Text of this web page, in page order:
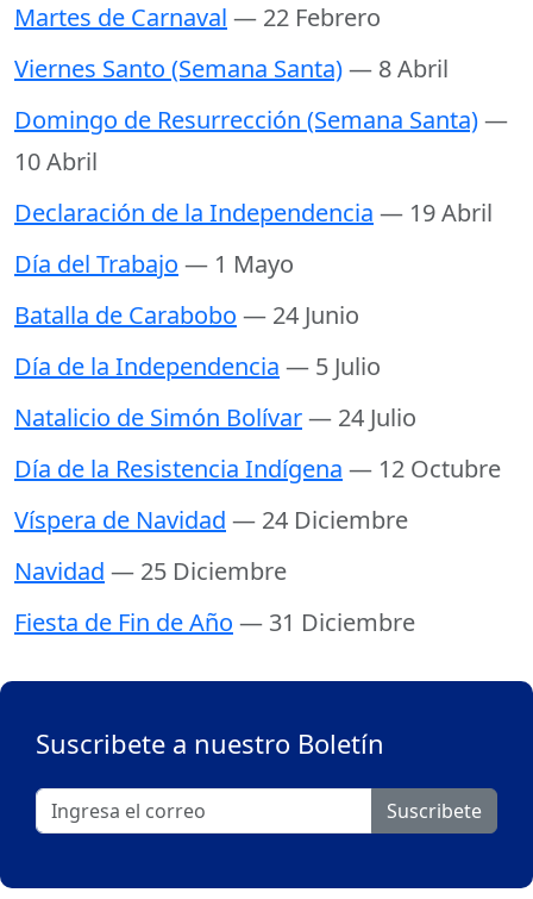
Martes de Carnaval — 22 Febrero
Viernes Santo (Semana Santa)— 8 Abril
Domingo de Resurrección (Semana Santa)—
10 Abril
Declaración de la Independencia — 19 Abril
Día del Trabajo — 1 Mayo
Batalla de Carabobo — 24 Junio
Día de la Independencia — 5 Julio
Natalicio de Simón Bolívar— 24 Julio
Día de la Resistencia Indígena — 12 Octubre
Víspera de Navidad — 24 Diciembre
Navidad — 25 Diciembre
Fiesta de Fin de Año — 31 Diciembre
Suscribete a nuestro Boletín
Suscribete